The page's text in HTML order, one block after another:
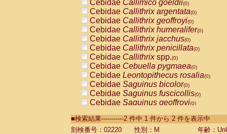
Cebidae Callimico goeldii(0)
Cebidae Callithrix argentata(0)
Cebidae Callithrix geoffroyi(0)
Cebidae Callithrix humeralifer(0)
Cebidae Callithrix jacchus(0)
Cebidae Callithrix penicillata(0)
Cebidae Callithrixspp.(0)
Cebidae Cebuella pygmaea(0)
Cebidae Leontopithecus rosalia(0)
Cebidae Saguinus bicolor(0)
Cebidae Saguinus fuscicollis(0)
Cebidae Saguinus geoffroyi(0)
CebidaeSaguinus labiatus(0)
Cebidae Saguinus leucopus (0)
■検索結果-----------2 件中 1 件から 2 件を表示中
剖検番号：02220
性別：M 年齢：